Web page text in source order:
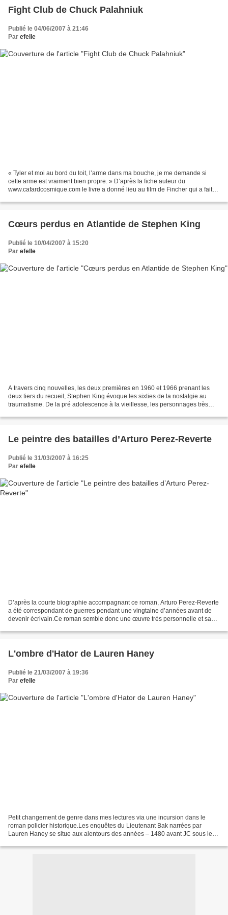
Fight Club de Chuck Palahniuk
Publié le 04/06/2007 à 21:46
Par efelle
« Tyler et moi au bord du toit, l’arme dans ma bouche, je me demande si
cette arme est vraiment bien propre. » D’après la fiche auteur du
www.cafardcosmique.com le livre a donné lieu au film de Fincher qui a fait
Cœurs perdus en Atlantide de Stephen King
Publié le 10/04/2007 à 15:20
Par efelle
A travers cinq nouvelles, les deux premières en 1960 et 1966 prenant les
deux tiers du recueil, Stephen King évoque les sixties de la nostalgie au
traumatisme. De la pré adolescence à la vieillesse, les personnages très
Le peintre des batailles d’Arturo Perez-Reverte
Publié le 31/03/2007 à 16:25
Par efelle
D’après la courte biographie accompagnant ce roman, Arturo Perez-Reverte
a été correspondant de guerres pendant une vingtaine d’années avant de
devenir écrivain.Ce roman semble donc une œuvre très personnelle et sans
L'ombre d'Hator de Lauren Haney
Publié le 21/03/2007 à 19:36
Par efelle
Petit changement de genre dans mes lectures via une incursion dans le
roman policier historique.Les enquêtes du Lieutenant Bak narrées par
Lauren Haney se situe aux alentours des années – 1480 avant JC sous le